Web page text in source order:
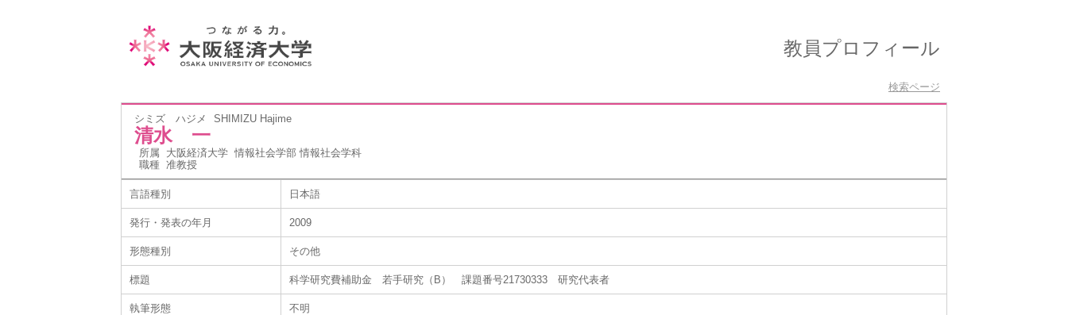
教員プロフィール
検索ページ
シミズ ハジメ SHIMIZU Hajime
清水 一
所属 大阪経済大学 情報社会学部 情報社会学科
職種 准教授
言語種別 日本語
発行・発表の年月 2009
形態種別 その他
標題 科学研究費補助金 若手研究（B） 課題番号21730333 研究代表者
執筆形態 不明